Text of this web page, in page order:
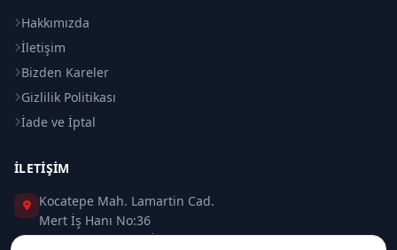
Hakkımızda
İletişim
Bizden Kareler
Gizlilik Politikası
İade ve İptal
İLETIŞIM
Kocatepe Mah. Lamartin Cad.
Mert İş Hanı No:36
Taksim / Beyoğlu / İSTANBUL